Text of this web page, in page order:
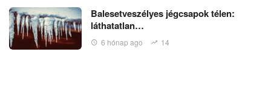
Balesetveszélyes jégcsapok télen:
láthatatlan…
6 hónap ago 14